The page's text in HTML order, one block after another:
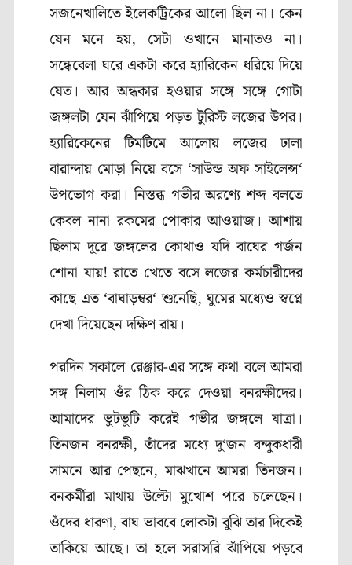
সজনেখালিতে ইলেকট্রিকের আলো ছিল না । কেন
যেন মনে হয়, সেটা ওখানে মানাতও না।
সন্ধেবেলা ঘরে একটা করে হ্যারিকেন ধরিয়ে দিয়ে
যেত। আর অন্ধকার হওয়ার সঙ্গে সঙ্গে গোটা
জঙ্গলটা যেন ঝাঁপিয়ে পড়ত টুরিস্ট লজের উপর।
হ্যারিকেনের টিমটিমে আলোয় লজের ঢালা
বারান্দায় মোড়া নিয়ে বসে ‘সাউন্ড অফ সাইলেন্স‘
উপভোগ করা। নিস্তব্ধ গভীর অরণ্যে শব্দ বলতে
কেবল নানা রকমের পোকার আওয়াজ। আশায়
ছিলাম দূরে জঙ্গলের কোথাও যদি বাঘের গর্জন
শোনা যায়! রাতে খেতে বসে লজের কর্মচারীদের
কাছে এত ‘বাঘাড়ম্বর‘শুনেছি,ঘুমের মধ্যেও স্বপ্নে
দেখা দিয়েছেন দক্ষিণ রায়।
পরদিন সকালে রেঞ্জার-এর সঙ্গে কথা বলে আমরা
সঙ্গ নিলাম ওঁর ঠিক করে দেওয়া বনরক্ষীদের।
আমাদের ভুটভুটি করেই গভীর জঙ্গলে যাত্রা।
তিনজন বনরক্ষী,তাঁদের মধ্যে দু‘জন বন্দুকধারী
সামনে আর পেছনে,মাঝখানে আমরা তিনজন।
বনকর্মীরা মাথায় উল্টো মুখোশ পরে চলেছেন।
ওঁদের ধারণা,বাঘ ভাববে লোকটা বুঝি তার দিকেই
তাকিয়ে আছে। তা হলে সরাসরি ঝাঁপিয়ে পড়বে